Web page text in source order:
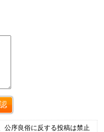
公序良俗に反する投稿は禁止